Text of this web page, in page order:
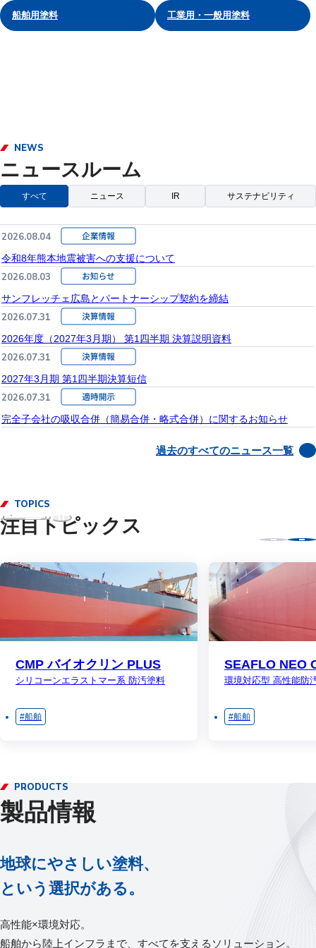
船舶用塗料 工業用・一般用塗料
NEWS
ニュースルーム
すべて ニュース IR サステナビリティ
2026.08.04
令和8年熊本地震被害への支援について
2026.08.03
サンフレッチェ広島とパートナーシップ契約を締結
2026.07.31
2026年度（2027年3月期） 第1四半期 決算説明資料
2026.07.31
2027年3月期 第1四半期決算短信
2026.07.31
完全子会社の吸収合併（簡易合併・略式合併）に関するお知らせ
過去のすべてのニュース一覧
TOPICS
注目トピックス
CMP バイオクリン PLUS
シリコーンエラストマー系 防汚塗料
船舶
SEAFLO NEO
環境対応型 高性能防
船舶
PRODUCTS
製品情報
地球にやさしい塗料、
という選択がある。
高性能×環境対応。
船舶から陸上インフラまで、すべてを支えるソリューション。